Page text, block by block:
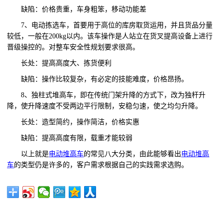
缺陷：价格贵重，车身粗笨，移动功能差
7、电动拣选车，首要用于高位的库房取货运用，并且货品分量
较低，一般在200kg以内。该车操作是人站立在货叉提高设备上进行
晋级操控的。对整车安全性规划要求很高。
长处：提高高度大、拣货便利
缺陷：操作比较复杂，有必定的技能难度，价格昂扬。
8、独柱式堆高车，即在传统门架升降的方式下，改为独杆升
降，使升降速度不受两边平行限制，安稳匀速，使之均匀升降。
长处：造型简约，操作简洁，价格实惠
缺陷：提高高度有限，载重才能较弱
以上就是电动堆高车的常见八大分类，由此能够看出电动堆高
车的类型仍是许多的，客户需求根据自己的实践需求选购。